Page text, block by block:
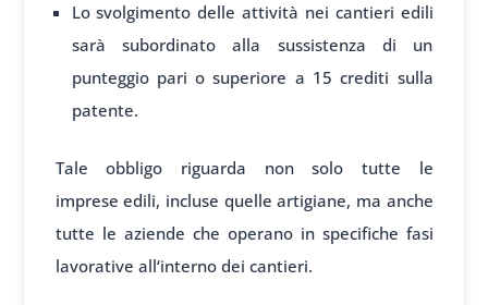
Lo svolgimento delle attività nei cantieri edili
sarà subordinato alla sussistenza di un
punteggio pari o superiore a 15 crediti sulla
patente.
Tale obbligo riguarda nonsolo tutte le
imprese edili, incluse quelle artigiane, ma anche
tutte le aziende che operano in specifiche fasi
lavorative all‘interno dei cantieri.